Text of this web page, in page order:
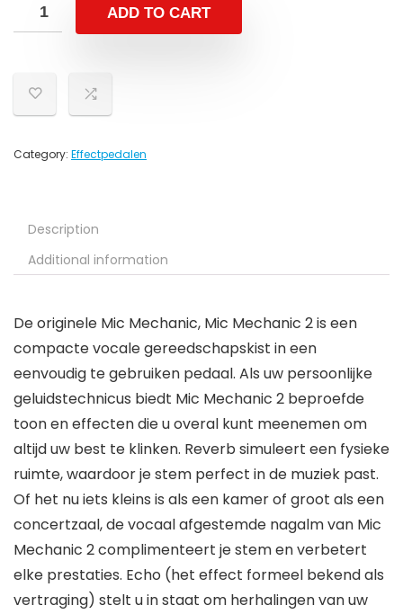
ADD TO CART
Category: Effectpedalen
Description
Additional information
De originele Mic Mechanic, Mic Mechanic 2 is een
compacte vocale gereedschapskist in een
eenvoudig te gebruiken pedaal. Als uw persoonlijke
geluidstechnicus biedt Mic Mechanic 2 beproefde
toon en effecten die u overal kunt meenemen om
altijd uw best te klinken. Reverb simuleert een fysieke
ruimte, waardoor je stem perfect in de muziek past.
Of het nu iets kleins is als een kamer of groot als een
concertzaal, de vocaal afgestemde nagalm van Mic
Mechanic 2 complimenteert je stem en verbetert
elke prestaties. Echo (het effect formeel bekend als
vertraging) stelt u in staat om herhalingen van uw